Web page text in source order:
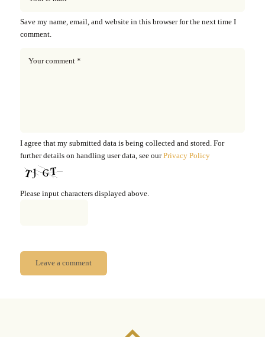
Save my name, email, and website in this browser for the next time I
comment.
I agree that my submitted data is being collected and stored. For
further details on handling user data, see ourPrivacy Policy
Please input characters displayed above.